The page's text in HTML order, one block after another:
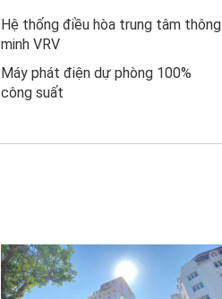
Hệ thống điều hòa trung tâm thông
minh VRV
Máy phát điện dự phòng 100%
công suất